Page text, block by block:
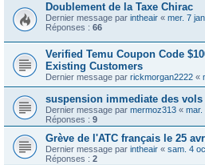
Doublement de la Taxe Chirac
Dernier message par intheair « mer. 7
Réponses : 66
Verified Temu Coupon Code
Existing Customers
Dernier message par rickmorgan2222 «
suspension immediate des vols
Dernier message par mermoz313 « mar.
Réponses : 9
Grève de l'ATC français le 25
Dernier message par intheair « sam. 4
Réponses : 2